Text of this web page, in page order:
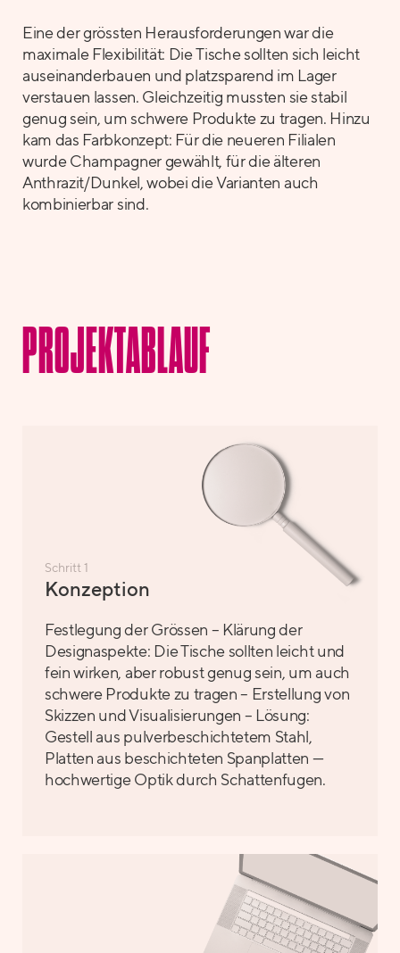
Eine der grössten Herausforderungen war die
maximale Flexibilität: Die Tische sollten sich leicht
auseinanderbauen und platzsparend im Lager
verstauen lassen. Gleichzeitig mussten sie stabil
genug sein, um schwere Produkte zu tragen. Hinzu
kam das Farbkonzept: Für die neueren Filialen
wurde Champagner gewählt, für die älteren
Anthrazit/Dunkel, wobei die Varianten auch
kombinierbar sind.
PROJEKTABLAUF
Schritt 1
Konzeption
Festlegung der Grössen – Klärung der
Designaspekte: Die Tische sollten leicht und
fein wirken, aber robust genug sein, um auch
schwere Produkte zu tragen – Erstellung von
Skizzen und Visualisierungen – Lösung:
Gestell aus pulverbeschichtetem Stahl,
Platten aus beschichteten Spanplatten —
hochwertige Optik durch Schattenfugen.